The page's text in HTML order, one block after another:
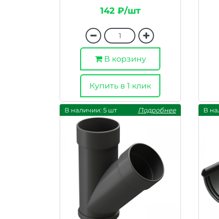
142 ₽/шт
В корзину
Купить в 1 клик
В наличии: 5 шт Подробнее В